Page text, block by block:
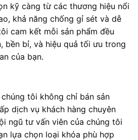
kỹ càng từ các thương hiệu nổi
khả năng chống gỉ sét và dễ
cam kết mỗi sản phẩm đều
bền bỉ, và hiệu quả tối ưu trong
của bạn.
tôi không chỉ bán sản
dịch vụ khách hàng chuyên
ngũ tư vấn viên của chúng tôi
lựa chọn loại khóa phù hợp